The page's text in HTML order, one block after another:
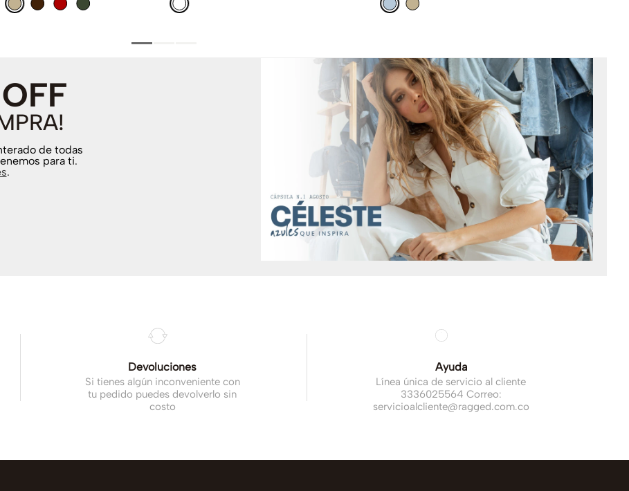
de todas
para ti.
.
Devoluciones
Si tienes algún inconveniente con
tu pedido puedes devolverlo sin
costo
Ayuda
Línea única de servicio al cliente
3336025564 Correo:
servicioalcliente@ragged.com.co